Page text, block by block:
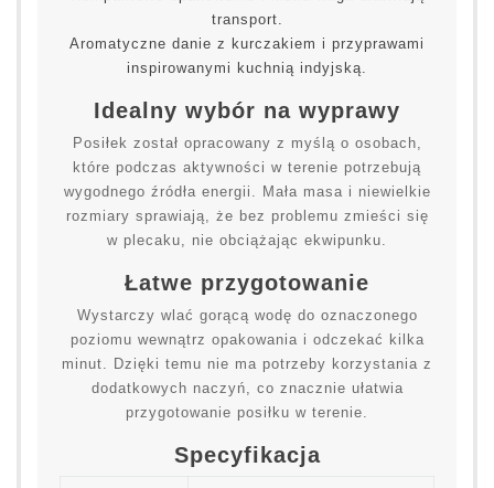
transport.
Aromatyczne danie z kurczakiem i przyprawami
inspirowanymi kuchnią indyjską.
Idealny wybór na wyprawy
Posiłek został opracowany z myślą o osobach,
które podczas aktywności w terenie potrzebują
wygodnego źródła energii. Mała masa i niewielkie
rozmiary sprawiają, że bez problemu zmieści się
w plecaku, nie obciążając ekwipunku.
Łatwe przygotowanie
Wystarczy wlać gorącą wodę do oznaczonego
poziomu wewnątrz opakowania i odczekać kilka
minut. Dzięki temu nie ma potrzeby korzystania z
dodatkowych naczyń, co znacznie ułatwia
przygotowanie posiłku w terenie.
Specyfikacja